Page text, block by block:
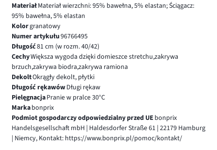
MateriałMateriał wierzchni: 95% bawełna, 5% elastan; Ściągacz:
95% bawełna, 5% elastan
Kolorgranatowy
Numer artykułu96766495
Długość81 cm (w rozm. 40/42)
CechyWiększa wygoda dzięki domieszce stretchu,zakrywa
brzuch,zakrywa biodra,zakrywa ramiona
DekoltOkrągły dekolt, płytki
Długość rękawówDługi rękaw
PielęgnacjaPranie w pralce 30°C
Markabonprix
Podmiot gospodarczy odpowiedzialny przed UE bonprix
Handelsgesellschaft mbH | Haldesdorfer Straße 61 | 22179 Hamburg
| Niemcy, Kontakt: https://www.bonprix.pl/pomoc/kontakt/